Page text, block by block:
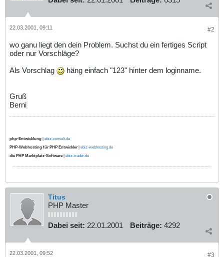
#2
22.03.2001, 09:11
wo ganu liegt den dein Problem. Suchst du ein fertiges Script
oder nur Vorschläge?
Als Vorschlag
häng einfach "123" hinter dem loginname.
Gruß
Berni
php-Entwicklung | ebiz-consult.de
PHP-Webhosting für PHP Entwickler | ebiz-webhosting.de
die PHP Marktplatz-Software | ebiz-trader.de
Titus
PHP Master
Dabei seit: 22.01.2001 Beiträge: 4292
#3
22.03.2001, 09:52